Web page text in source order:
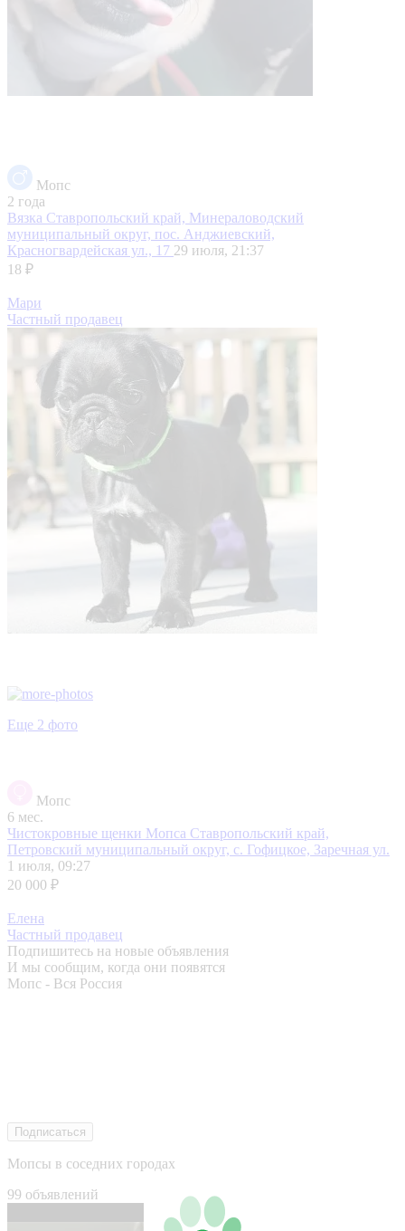
Мопс
2 года
Вязка Ставропольский край, Минераловодский
муниципальный округ, пос. Анджиевский,
Красногвардейская ул., 17 29 июля, 21:37
18 ₽
Мари
Частный продавец
Еще 2 фото
Мопс
6 мес.
Чистокровные щенки Мопса Ставропольский край,
Петровский муниципальный округ, с. Гофицкое, Заречная ул.
1 июля, 09:27
20 000 ₽
Елена
Частный продавец
Подпишитесь на новые объявления
И мы сообщим, когда они появятся
Мопс - Вся Россия
Подписаться
Мопсы в соседних городах
99 объявлений